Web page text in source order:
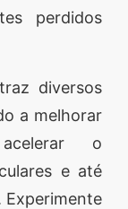
perdidos
diversos
a melhorar
o
e até
Experimente